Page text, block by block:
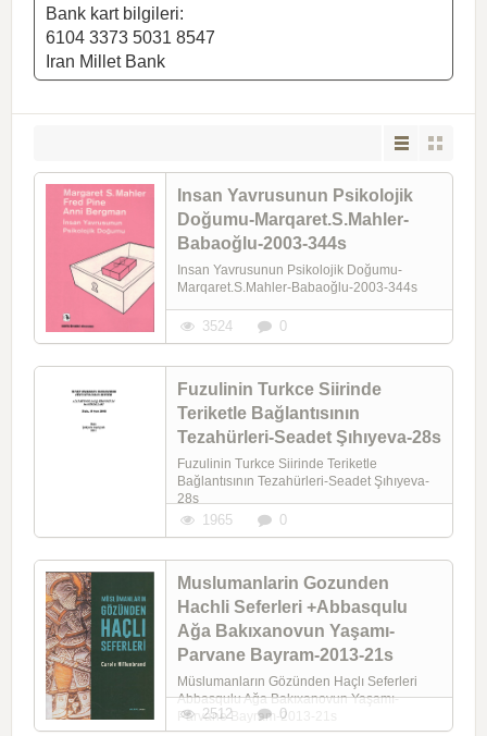
Bank kart bilgileri:
6104 3373 5031 8547
Iran Millet Bank
Insan Yavrusunun Psikolojik
Doğumu-Marqaret.S.Mahler-
Babaoğlu-2003-344s
Insan Yavrusunun Psikolojik Doğumu-
Marqaret.S.Mahler-Babaoğlu-2003-344s
3524 0
Fuzulinin Turkce Siirinde
Teriketle Bağlantısının
Tezahürleri-Seadet Şıhıyeva-28s
Fuzulinin Turkce Siirinde Teriketle
Bağlantısının Tezahürleri-Seadet Şıhıyeva-
28s
1965 0
Muslumanlarin Gozunden
Hachli Seferleri +Abbasqulu
Ağa Bakıxanovun Yaşamı-
Parvane Bayram-2013-21s
Müslumanların Gözünden Haçlı Seferleri
Abbasqulu Ağa Bakıxanovun Yaşamı-
Parvane Bayram-2013-21s
2512 0